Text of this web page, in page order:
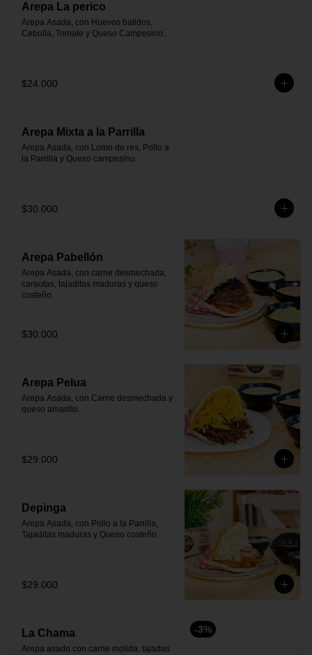
Arepa La perico
Arepa Asada, con Huevos batidos,
Cebolla, Tomate y Queso Campesino.
$24.000
Arepa Mixta a la Parrilla
Arepa Asada, con Lomo de res, Pollo a
la Parrilla y Queso campesino.
$30.000
Arepa Pabellón
Arepa Asada, con carne desmechada,
caraotas, tajaditas maduras y queso
costeño.
$30.000
Arepa Pelua
Arepa Asada, con Carne desmechada y
queso amarillo.
$29.000
Depinga
Arepa Asada, con Pollo a la Parrilla,
Tajaditas maduras y Queso costeño.
$29.000
-3%
La Chama
Arepa asado con carne molida, tajadas